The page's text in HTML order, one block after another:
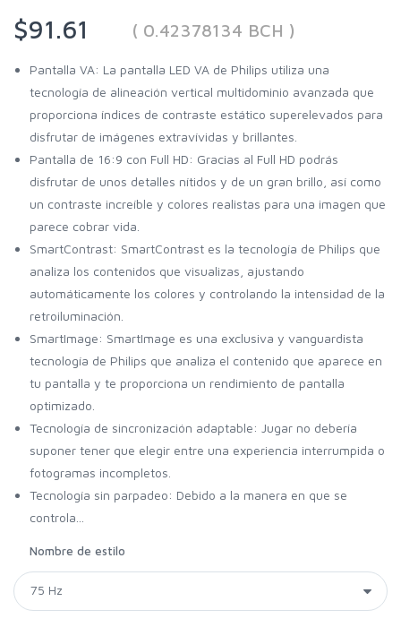
$91.61
( 0.42378134 BCH )
Pantalla VA: La pantalla LED VA de Philips utiliza una
tecnología de alineación vertical multidominio avanzada que
proporciona índices de contraste estático superelevados para
disfrutar de imágenes extravívidas y brillantes.
Pantalla de 16:9 con Full HD: Gracias al Full HD podrás
disfrutar de unos detalles nítidos y de un gran brillo, así como
un contraste increíble y colores realistas para una imagen que
parece cobrar vida.
SmartContrast: SmartContrast es la tecnología de Philips que
analiza los contenidos que visualizas, ajustando
automáticamente los colores y controlando la intensidad de la
retroiluminación.
SmartImage: SmartImage es una exclusiva y vanguardista
tecnología de Philips que analiza el contenido que aparece en
tu pantalla y te proporciona un rendimiento de pantalla
optimizado.
Tecnología de sincronización adaptable: Jugar no debería
suponer tener que elegir entre una experiencia interrumpida o
fotogramas incompletos.
Tecnología sin parpadeo: Debido a la manera en que se
controla...
Nombre de estilo